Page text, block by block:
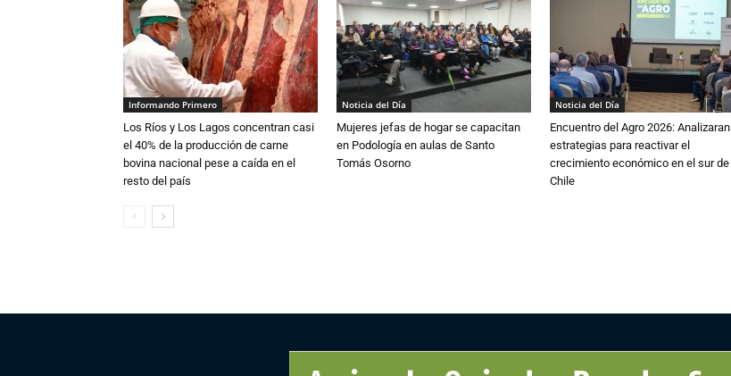
Informando Primero
Los Ríos y Los Lagos concentran casi
el 40% de la producción de carne
bovina nacional pese a caída en el
resto del país
Noticia del Día
Mujeres jefas de hogar se capacitan
en Podología en aulas de Santo
Tomás Osorno
Noticia del Día
Encuentro del Agro 2026: Analizaran
estrategias para reactivar el
crecimiento económico en el sur de
Chile